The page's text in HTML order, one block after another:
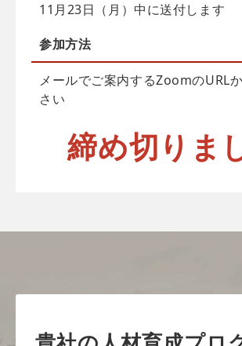
11月23日（月）中に送付します
参加方法
メールでご案内するZoomのURL
さい
締め切りま